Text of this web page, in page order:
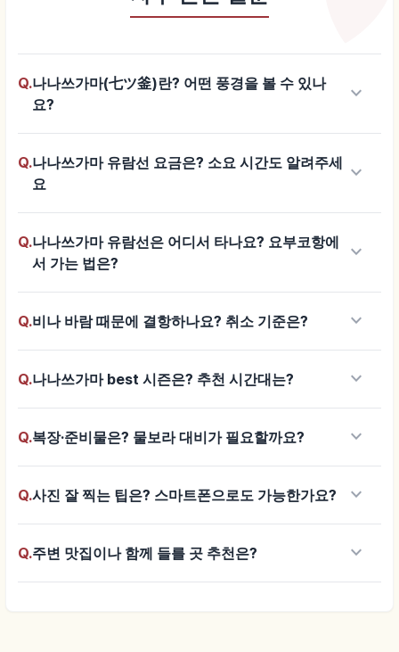
Q.나나쓰가마(七ツ釜)란? 어떤 풍경을 볼 수 있나
요?
keyboard_arrow_down
Q.나나쓰가마 유람선 요금은? 소요 시간도 알려주세
요
keyboard_arrow_down
Q.나나쓰가마 유람선은 어디서 타나요? 요부코항에
서 가는 법은?
keyboard_arrow_down
Q.비나 바람 때문에 결항하나요? 취소 기준은? keyboard_arrow_down
Q.나나쓰가마 best 시즌은? 추천 시간대는? keyboard_arrow_down
Q.복장·준비물은? 물보라 대비가 필요할까요? keyboard_arrow_down
Q.사진 잘 찍는 팁은? 스마트폰으로도 가능한가요? keyboard_arrow_down
Q.주변 맛집이나 함께 들를 곳 추천은? keyboard_arrow_down